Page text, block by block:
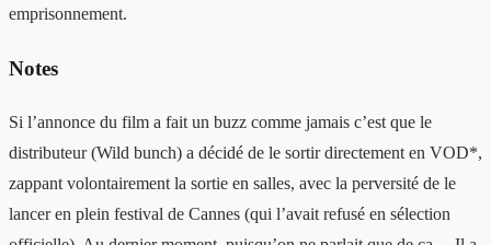
emprisonnement.
Notes
Si l’annonce du film a fait un buzz comme jamais c’est que le
distributeur (Wild bunch) a décidé de le sortir directement en VOD*,
zappant volontairement la sortie en salles, avec la perversité de le
lancer en plein festival de Cannes (qui l’avait refusé en sélection